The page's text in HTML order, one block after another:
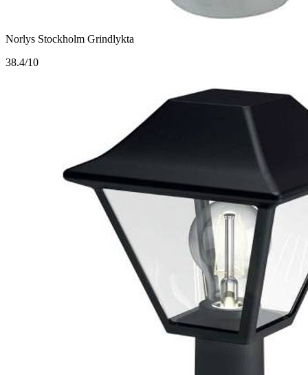
Norlys Stockholm Grindlykta
38.4/10